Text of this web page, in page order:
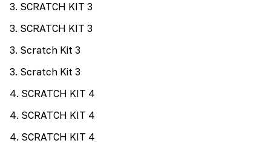
3. SCRATCH KIT 3
3. SCRATCH KIT 3
3. Scratch Kit 3
3. Scratch Kit 3
4. SCRATCH KIT 4
4. SCRATCH KIT 4
4. SCRATCH KIT 4